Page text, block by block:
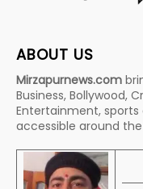
ABOUT US
Mirzapurnews.com
Business, Bollywood,
Entertainment,
accessible around the